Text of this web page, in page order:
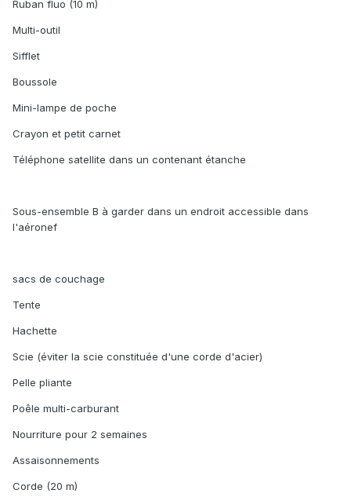
Ruban fluo (10 m)
Multi-outil
Sifflet
Boussole
Mini-lampe de poche
Crayon et petit carnet
Téléphone satellite dans un contenant étanche
Sous-ensemble B à garder dans un endroit accessible dans
l'aéronef
sacs de couchage
Tente
Hachette
Scie (éviter la scie constituée d'une corde d'acier)
Pelle pliante
Poêle multi-carburant
Nourriture pour 2 semaines
Assaisonnements
Corde (20 m)